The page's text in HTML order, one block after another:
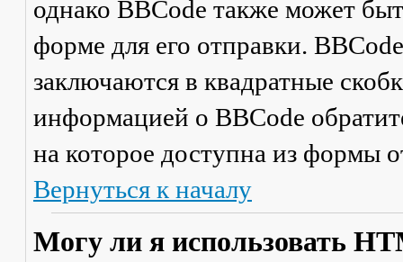
однако BBCode также может
форме для его отправки.
заключаются в квадратные
информацией о BBCode
на которое доступна из формы
Вернуться к началу
Могу ли я использовать